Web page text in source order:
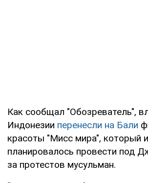
Как сообщал "Обозреватель",
Индонезии перенесли на Бали
красоты "Мисс мира", который
планировалось провести под
за протестов мусульман.